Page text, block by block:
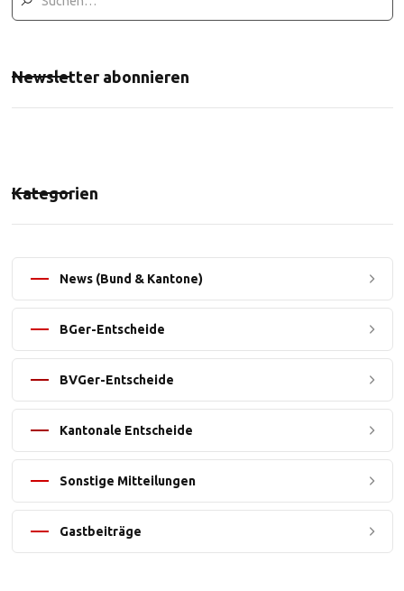
Newsletter abonnieren
Kategorien
News (Bund & Kantone)
BGer-Entscheide
BVGer-Entscheide
Kantonale Entscheide
Sonstige Mitteilungen
Gastbeiträge